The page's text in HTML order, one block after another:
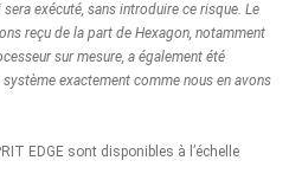
exécuté, sans introduire ce risque. Le
reçu de la part de Hexagon, notamment
sur mesure, a également été
exactement comme nous en avons
EDGE sont disponibles à l’échelle